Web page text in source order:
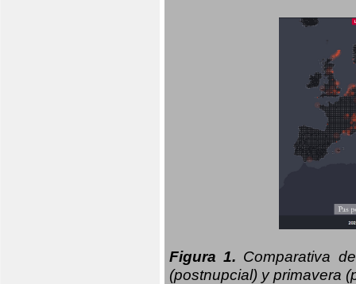
Figura 1. Comparativa
(postnupcial) y primavera